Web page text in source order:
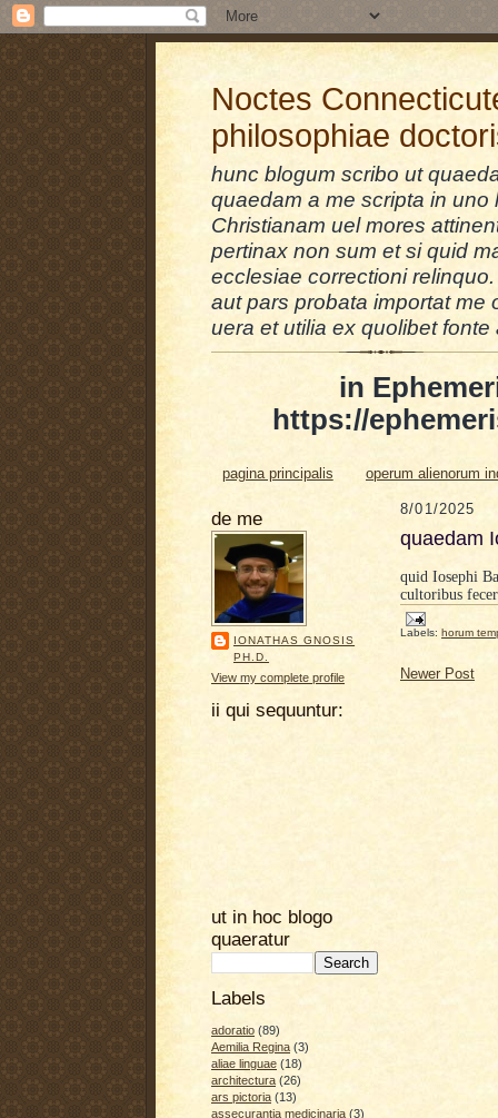
Noctes
philosophiae
hunc blogum scribo ut
quaedam a me scripta in
Christianam uel mores
pertinax non sum et si quid
ecclesiae correctioni
aut pars probata importat me
uera et utilia ex quolibet fonte
in
https://
pagina principalis operum alienorum
de me
IONATHAS GNOSIS
PH.D.
View my complete profile
ii qui sequuntur:
ut in hoc blogo
quaeratur
Labels
adoratio (89)
Aemilia Regina (3)
aliae linguae (18)
architectura (26)
ars pictoria (13)
assecurantia medicinaria (3)
8/01/2025
quaedam
quid Iosephi
cultoribus
Labels: horum
Newer Post